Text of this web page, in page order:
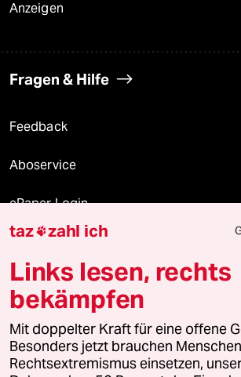
Anzeigen
Fragen & Hilfe
Feedback
Aboservice
ePaper Login
Downloads für Abonnierende
© 2026 taz Verlags und Vertriebs GmbH
Alle Rechte vorbehalten. Bei rechtlichen Fragen
wenden Sie sich bitte an
lizenzen@taz.de
taz zahl ich
Links lesen, rechts
bekämpfen
Mit doppelter Kraft für eine offene
Besonders jetzt brauchen
Rechtsextremismus einsetzen,